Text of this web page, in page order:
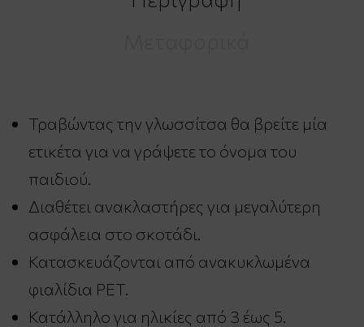
Τραβώντας την γλωσσίτσα θα βρείτε μία
ετικέτα για να γράψετε το όνομα του
παιδιού.
Διαθέτει ανακλαστήρες για μεγαλύτερη
ασφάλεια στο σκοτάδι.
Κατασκευάζονται από ανακυκλωμένα
φιαλίδια PET.
Κατάλληλο για ηλικίες από 3 έως 5.